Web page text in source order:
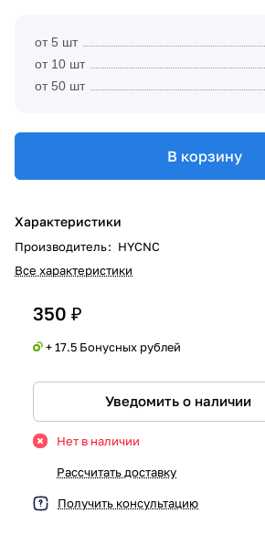
от 5 шт
от 10 шт
от 50 шт
В корзину
Характеристики
Производитель: HYCNC
Все характеристики
350 ₽
+ 17.5 Бонусных рублей
Уведомить о наличии
Нет в наличии
Рассчитать доставку
Получить консультацию